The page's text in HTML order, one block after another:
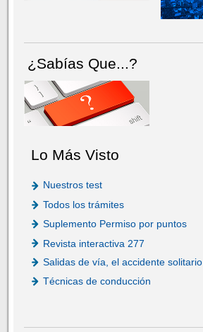
¿Sabías Que...?
Lo Más Visto
Nuestros test
Todos los trámites
Suplemento Permiso por puntos
Revista interactiva 277
Salidas de vía, el accidente solitario
Técnicas de conducción